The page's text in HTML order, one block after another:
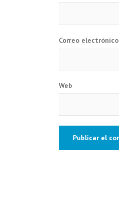
Correo electrónico
Web